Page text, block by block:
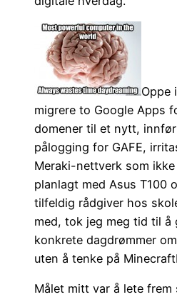
Oppe
migrere to Google Apps
domener til et nytt,
pålogging for GAFE,
Meraki-nettverk som
planlagt med Asus T100
tilfeldig rådgiver hos
med, tok jeg meg tid til å
konkrete dagdrømmer
uten å tenke på
Målet mitt var å lete frem